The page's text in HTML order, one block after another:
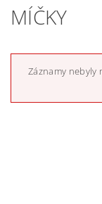
MÍČKY
Záznamy nebyly